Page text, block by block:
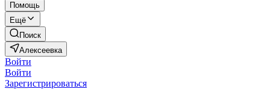
Помощь
Ещё
Поиск
Алексеевка
Войти
Войти
Зарегистрироваться